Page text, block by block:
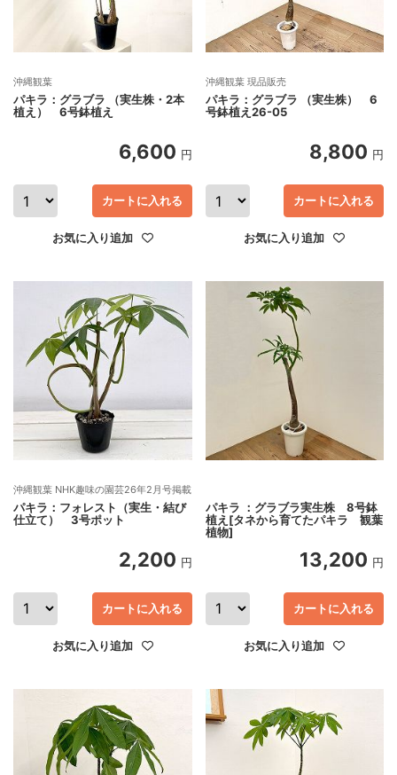
沖縄観葉
パキラ：グラブラ （実生株・2本
植え） 6号鉢植え
6,600 円
カートに入れる
お気に入り追加
沖縄観葉 現品販売
パキラ：グラブラ （実生株） 6
号鉢植え26-05
8,800 円
カートに入れる
お気に入り追加
沖縄観葉 NHK趣味の園芸26年2月号掲載
パキラ：フォレスト（実生・結び
仕立て） 3号ポット
2,200 円
カートに入れる
お気に入り追加
パキラ ：グラブラ実生株 8号鉢
植え[タネから育てたパキラ 観葉
植物]
13,200 円
カートに入れる
お気に入り追加